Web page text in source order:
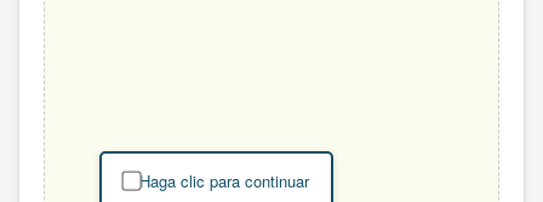
Haga clic para continuar